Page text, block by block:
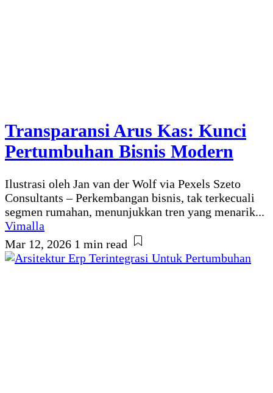
Transparansi Arus Kas: Kunci
Pertumbuhan Bisnis Modern
Ilustrasi oleh Jan van der Wolf via Pexels Szeto
Consultants – Perkembangan bisnis, tak terkecuali
segmen rumahan, menunjukkan tren yang menarik...
Vimalla
Mar 12, 2026 1 min read